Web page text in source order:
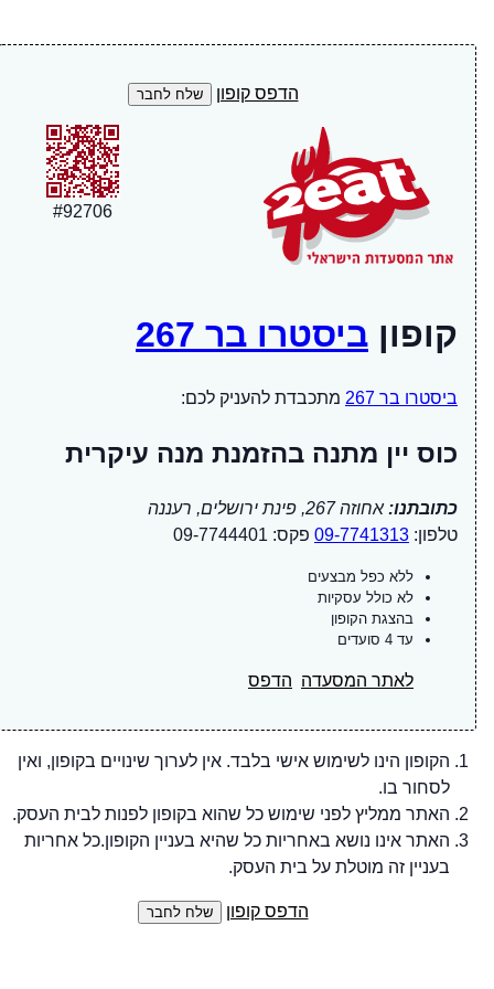
הדפס קופון
#92706
קופון ביסטרו בר 267
ביסטרו בר 267 מתכבדת להעניק לכם:
כוס יין מתנה בהזמנת מנה עיקרית
כתובתנו:אחוזה 267, פינת ירושלים, רעננה
טלפון: 09-7741313 פקס: 09-7744401
ללא כפל מבצעים
לא כולל עסקיות
בהצגת הקופון
עד 4 סועדים
לאתר המסעדה הדפס
הקופון הינו לשימוש אישי בלבד. אין לערוך שינויים בקופון, ואין
לסחור בו.
האתר ממליץ לפני שימוש כל שהוא בקופון לפנות לבית העסק.
האתר אינו נושא באחריות כל שהיא בעניין הקופון.כל אחריות
בעניין זה מוטלת על בית העסק.
הדפס קופון